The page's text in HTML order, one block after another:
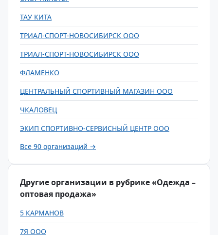
ТАУ КИТА
ТРИАЛ-СПОРТ-НОВОСИБИРСК ООО
ТРИАЛ-СПОРТ-НОВОCИБИРСК ООО
ФЛАМЕНКО
ЦЕНТРАЛЬНЫЙ СПОРТИВНЫЙ МАГАЗИН ООО
ЧКАЛОВЕЦ
ЭКИП СПОРТИВНО-СЕРВИСНЫЙ ЦЕНТР ООО
Все 90 организаций →
Другие организации в рубрике «Одежда –
оптовая продажа»
5 КАРМАНОВ
7Я ООО